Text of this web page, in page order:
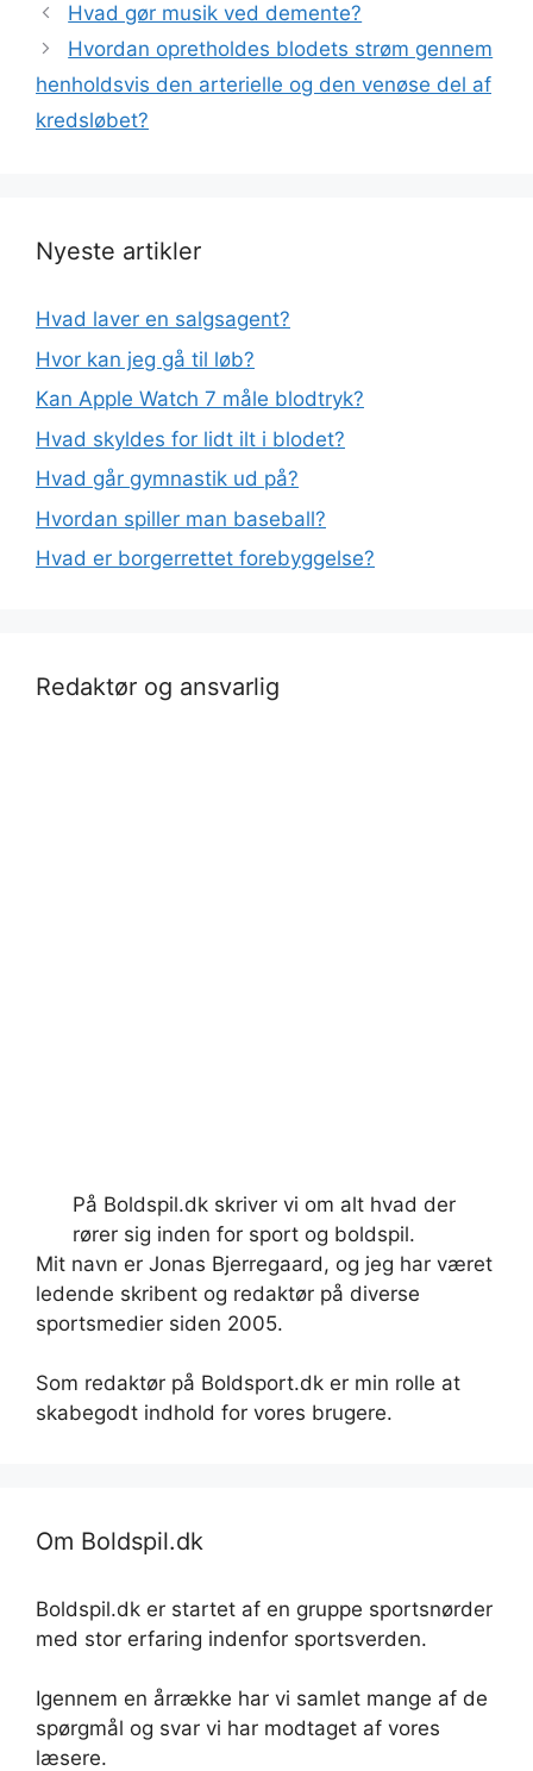
Hvad gør musik ved demente?
Hvordan opretholdes blodets strøm gennem
henholdsvis den arterielle og den venøse del af
kredsløbet?
Nyeste artikler
Hvad laver en salgsagent?
Hvor kan jeg gå til løb?
Kan Apple Watch 7 måle blodtryk?
Hvad skyldes for lidt ilt i blodet?
Hvad går gymnastik ud på?
Hvordan spiller man baseball?
Hvad er borgerrettet forebyggelse?
Redaktør og ansvarlig
På Boldspil.dk skriver vi om alt hvad der
rører sig inden for sport og boldspil.
Mit navn er Jonas Bjerregaard, og jeg har været
ledende skribent og redaktør på diverse
sportsmedier siden 2005.
Som redaktør på Boldsport.dk er min rolle at
skabegodt indhold for vores brugere.
Om Boldspil.dk
Boldspil.dk er startet af en gruppe sportsnørder
med stor erfaring indenfor sportsverden.
Igennem en årrække har vi samlet mange af de
spørgmål og svar vi har modtaget af vores
læsere.